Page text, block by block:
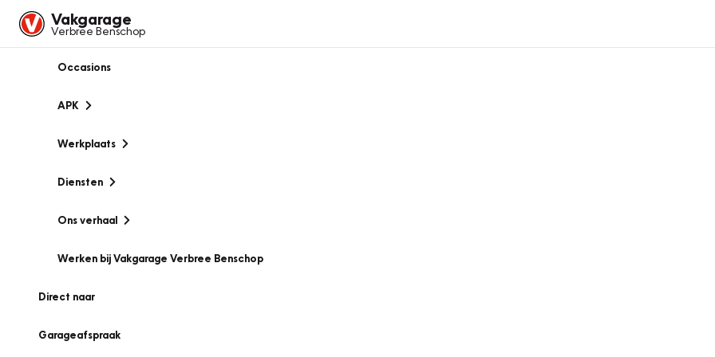
Vakgarage
Verbree Benschop
Occasions
APK
Werkplaats
Diensten
Ons verhaal
Werken bij Vakgarage Verbree Benschop
Direct naar
Garageafspraak